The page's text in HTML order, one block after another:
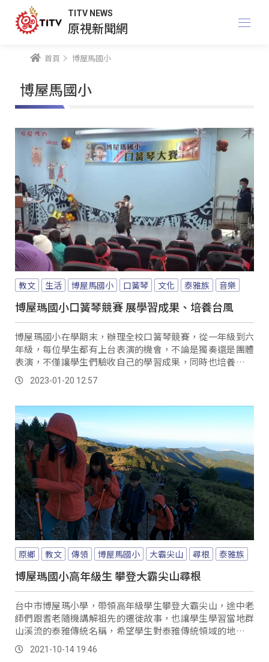
TITV NEWS
原視新聞網
首頁 博屋馬國小
博屋馬國小
教文 生活 博屋馬國小 口簧琴 文化 泰雅族 音樂
博屋瑪國小口簧琴競賽 展學習成果、培養台風
博屋瑪國小在學期末，辦理全校口簧琴競賽，從一年級到六
年級，每位學生都有上台表演的機會，不論是獨奏還是團體
表演，不僅讓學生們驗收自己的學習成果，同時也培養學生
們互助合作的精神與台風。
2023-01-20 12:57
原鄉 教文 傳領 博屋馬國小 大霸尖山 尋根 泰雅族
博屋瑪國小高年級生 攀登大霸尖山尋根
台中市博屋瑪小學，帶領高年級學生攀登大霸尖山，途中老
師們跟耆老隨機講解祖先的遷徙故事，也讓學生學習當地群
山溪流的泰雅傳統名稱，希望學生對泰雅傳統領域的地理環
境，有更多認識。
2021-10-14 19:46